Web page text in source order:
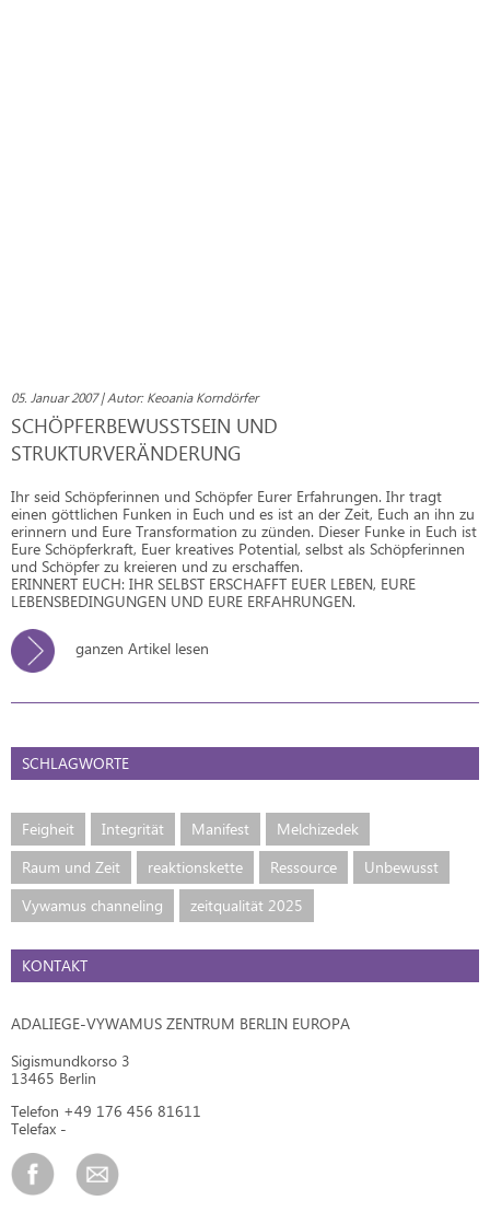
05. Januar 2007 | Autor: Keoania Korndörfer
SCHÖPFERBEWUSSTSEIN UND
STRUKTURVERÄNDERUNG
Ihr seid Schöpferinnen und Schöpfer Eurer Erfahrungen. Ihr tragt
einen göttlichen Funken in Euch und es ist an der Zeit, Euch an ihn zu
erinnern und Eure Transformation zu zünden. Dieser Funke in Euch ist
Eure Schöpferkraft, Euer kreatives Potential, selbst als Schöpferinnen
und Schöpfer zu kreieren und zu erschaffen.
ERINNERT EUCH: IHR SELBST ERSCHAFFT EUER LEBEN, EURE
LEBENSBEDINGUNGEN UND EURE ERFAHRUNGEN.
ganzen Artikel lesen
SCHLAGWORTE
Feigheit Integrität Manifest
Melchizedek
Raum und Zeit
reaktionskette Ressource
Unbewusst
Vywamus channeling
zeitqualität 2025
KONTAKT
ADALIEGE-VYWAMUS ZENTRUM BERLIN EUROPA
Sigismundkorso 3
13465 Berlin
Telefon +49 176 456 81611
Telefax -